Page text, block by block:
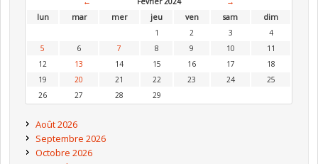
lun
mar mer jeu ven sam
dim
1
2 3
4
5
6 7 8 9 10
11
12
13 14 15 16 17
18
19
20 21 22 23 24
25
26
27 28 29
Août 2026
Septembre 2026
Octobre 2026